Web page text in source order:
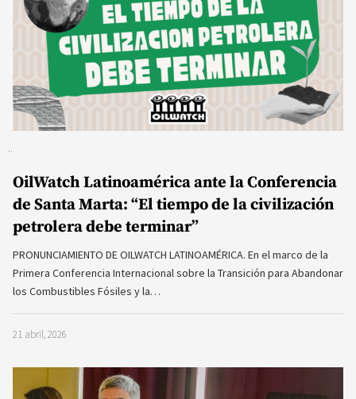
OilWatch Latinoamérica ante la Conferencia
de Santa Marta: “El tiempo de la civilización
petrolera debe terminar”
PRONUNCIAMIENTO DE OILWATCH LATINOAMÉRICA. En el marco de la
Primera Conferencia Internacional sobre la Transición para Abandonar
los Combustibles Fósiles y la…
21 abril, 2026